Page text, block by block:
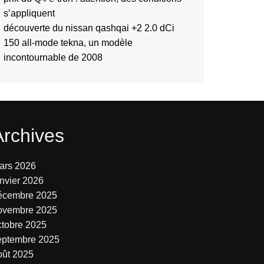
s’appliquent
découverte du nissan qashqai +2 2.0 dCi
150 all-mode tekna, un modèle
incontournable de 2008
2026
2026
2025
2025
2025
2025
2025